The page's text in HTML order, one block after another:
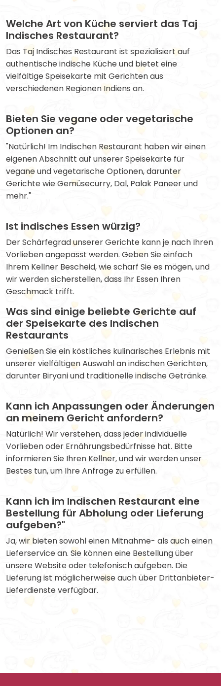
Welche Art von Küche serviert das Taj
Indisches Restaurant?
Das Taj Indisches Restaurant ist spezialisiert auf
authentische indische Küche und bietet eine
vielfältige Speisekarte mit Gerichten aus
verschiedenen Regionen Indiens an.
Bieten Sie vegane oder vegetarische
Optionen an?
"Natürlich! Im Indischen Restaurant haben wir einen
eigenen Abschnitt auf unserer Speisekarte für
vegane und vegetarische Optionen, darunter
Gerichte wie Gemüsecurry, Dal, Palak Paneer und
mehr."
Ist indisches Essen würzig?
Der Schärfegrad unserer Gerichte kann je nach Ihren
Vorlieben angepasst werden. Geben Sie einfach
Ihrem Kellner Bescheid, wie scharf Sie es mögen, und
wir werden sicherstellen, dass Ihr Essen Ihren
Geschmack trifft.
Was sind einige beliebte Gerichte auf
der Speisekarte des Indischen
Restaurants
Genießen Sie ein köstliches kulinarisches Erlebnis mit
unserer vielfältigen Auswahl an indischen Gerichten,
darunter Biryani und traditionelle indische Getränke.
Kann ich Anpassungen oder Änderungen
an meinem Gericht anfordern?
Natürlich! Wir verstehen, dass jeder individuelle
Vorlieben oder Ernährungsbedürfnisse hat. Bitte
informieren Sie Ihren Kellner, und wir werden unser
Bestes tun, um Ihre Anfrage zu erfüllen.
Kann ich im Indischen Restaurant eine
Bestellung für Abholung oder Lieferung
aufgeben?"
Ja, wir bieten sowohl einen Mitnahme- als auch einen
Lieferservice an. Sie können eine Bestellung über
unsere Website oder telefonisch aufgeben. Die
Lieferung ist möglicherweise auch über Drittanbieter-
Lieferdienste verfügbar.